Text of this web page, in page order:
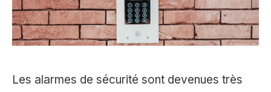
Les alarmes de sécurité sont devenues très